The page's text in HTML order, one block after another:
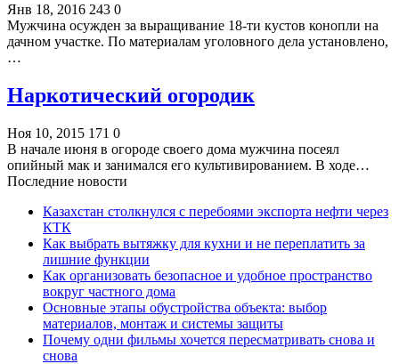
Янв 18, 2016 243 0
Мужчина осужден за выращивание 18-ти кустов конопли на
дачном участке. По материалам уголовного дела установлено,
…
Наркотический огородик
Ноя 10, 2015 171 0
В начале июня в огороде своего дома мужчина посеял
опийный мак и занимался его культивированием. В ходе…
Последние новости
Казахстан столкнулся с перебоями экспорта нефти через
КТК
Как выбрать вытяжку для кухни и не переплатить за
лишние функции
Как организовать безопасное и удобное пространство
вокруг частного дома
Основные этапы обустройства объекта: выбор
материалов, монтаж и системы защиты
Почему одни фильмы хочется пересматривать снова и
снова